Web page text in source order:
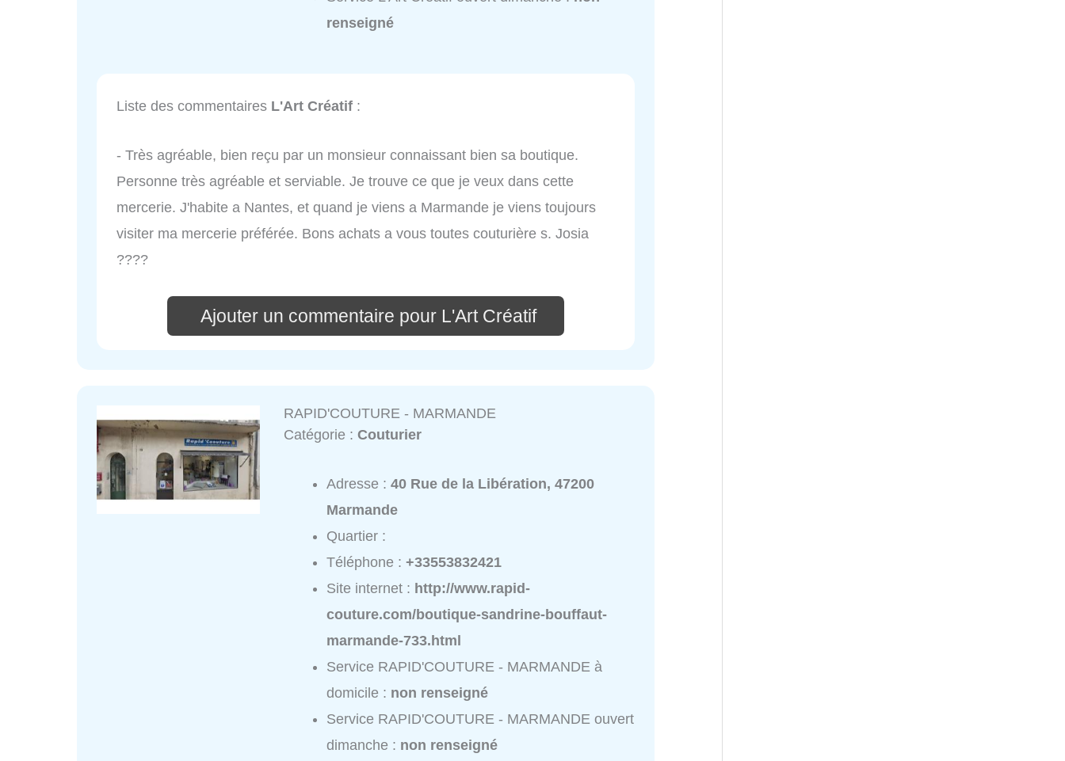
renseigné
Liste des commentaires L'Art Créatif :
- Très agréable, bien reçu par un monsieur connaissant bien sa boutique.
Personne très agréable et serviable. Je trouve ce que je veux dans cette
mercerie. J'habite a Nantes, et quand je viens a Marmande je viens toujours
visiter ma mercerie préférée. Bons achats a vous toutes couturière s. Josia
????
Ajouter un commentaire pour L'Art Créatif
RAPID'COUTURE - MARMANDE
Catégorie :Couturier
Adresse :40 Rue de la Libération, 47200
Marmande
Quartier :
Téléphone :+33553832421
Site internet : http://www.rapid-
couture.com/boutique-sandrine-bouffaut-
marmande-733.html
Service RAPID'COUTURE - MARMANDE à
domicile : non renseigné
Service RAPID'COUTURE - MARMANDE ouvert
dimanche : non renseigné